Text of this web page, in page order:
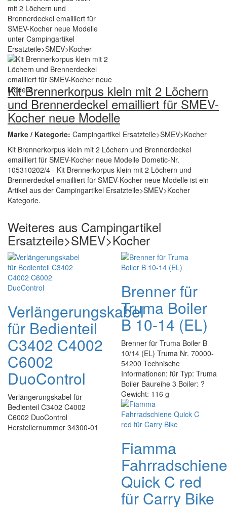
Kit Brennerkorpus klein mit 2 Löchern
und Brennerdeckel emailliert für SMEV-
Kocher neue Modelle
Marke / Kategorie: Campingartikel Ersatzteile>SMEV>Kocher
Kit Brennerkorpus klein mit 2 Löchern und Brennerdeckel
emailliert für SMEV-Kocher neue Modelle Dometic-Nr.
105310202/4 - Kit Brennerkorpus klein mit 2 Löchern und
Brennerdeckel emailliert für SMEV-Kocher neue Modelle ist ein
Artikel aus der Campingartikel Ersatzteile>SMEV>Kocher
Kategorie.
Weiteres aus Campingartikel
Ersatzteile>SMEV>Kocher
Verlängerungskabel
für Bedienteil
C3402 C4002
C6002
DuoControl
Verlängerungskabel für
Bedienteil C3402 C4002
C6002 DuoControl
Herstellernummer 34300-01
Brenner für
Truma Boiler
B 10-14 (EL)
Brenner für Truma Boiler B
10/14 (EL) Truma Nr. 70000-
54200 Technische
Informationen: für Typ: Truma
Boiler Baureihe 3 Boiler: ?
Gewicht: 116 g
Fiamma
Fahrradschiene
Quick C red
für Carry Bike